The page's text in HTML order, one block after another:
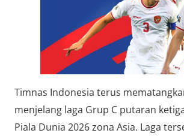
Timnas Indonesia terus
menjelang laga Grup C putaran
Piala Dunia 2026 zona Asia. Laga